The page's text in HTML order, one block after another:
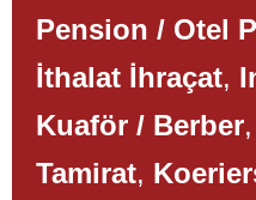
Pension / Otel
İthalat İhraçat,
Kuaför / Berber,
Tamirat,